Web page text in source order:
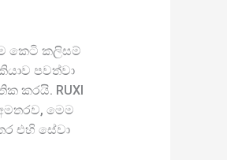
කෙටි කලිසම්
පවත්වා
කරයි. RUXI
මෙම
එහි සේවා